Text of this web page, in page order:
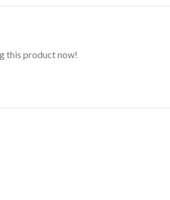
this product now!